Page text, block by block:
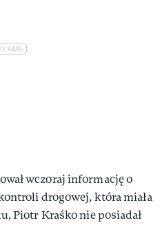
wczoraj informację o
drogowej, która miała
Piotr Kraśko nie posiadał